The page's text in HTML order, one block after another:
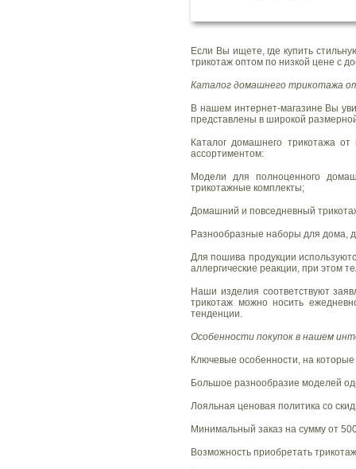
Если Вы ищете, где купить
трикотаж оптом по низкой цене с
Каталог домашнего трикотажа
В нашем интернет-магазине Вы
представлены в широкой
Каталог домашнего трикотажа
ассортиментом:
Модели для полноценного
трикотажные комплекты;
Домашний и повседневный
Разнообразные наборы для дома,
Для пошива продукции
аллергические реакции, при этом
Наши изделия соответствуют
трикотаж можно носить
тенденции.
Особенности покупок в нашем
Ключевые особенности, на
Большое разнообразие моделей
Лояльная ценовая политика со
Минимальный заказ на сумму от
Возможность приобретать